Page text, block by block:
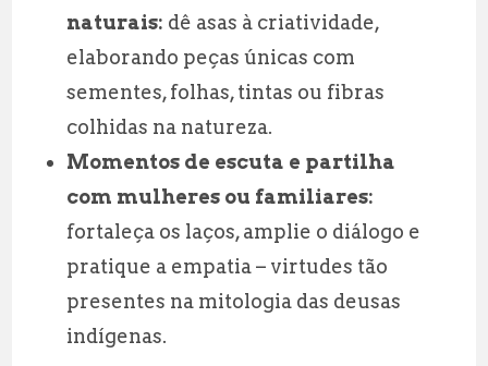
naturais: dê asas à criatividade,
elaborando peças únicas com
sementes, folhas, tintas ou fibras
colhidas na natureza.
Momentos de escuta e partilha
com mulheres ou familiares:
fortaleça os laços, amplie o diálogo e
pratique a empatia – virtudes tão
presentes na mitologia das deusas
indígenas.